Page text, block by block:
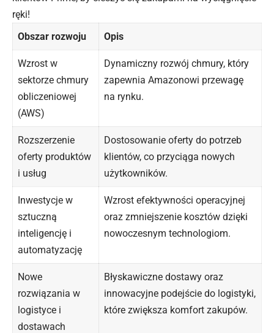
ręki!
Obszar rozwoju
Opis
Wzrost w
sektorze chmury
obliczeniowej
(AWS)
Dynamiczny rozwój chmury, który
zapewnia Amazonowi przewagę
na rynku.
Rozszerzenie
oferty produktów
i usług
Dostosowanie oferty do potrzeb
klientów, co przyciąga nowych
użytkowników.
Inwestycje w
sztuczną
inteligencję i
automatyzację
Wzrost efektywności operacyjnej
oraz zmniejszenie kosztów dzięki
nowoczesnym technologiom.
Nowe
rozwiązania w
logistyce i
dostawach
Błyskawiczne dostawy oraz
innowacyjne podejście do logistyki,
które zwiększa komfort zakupów.